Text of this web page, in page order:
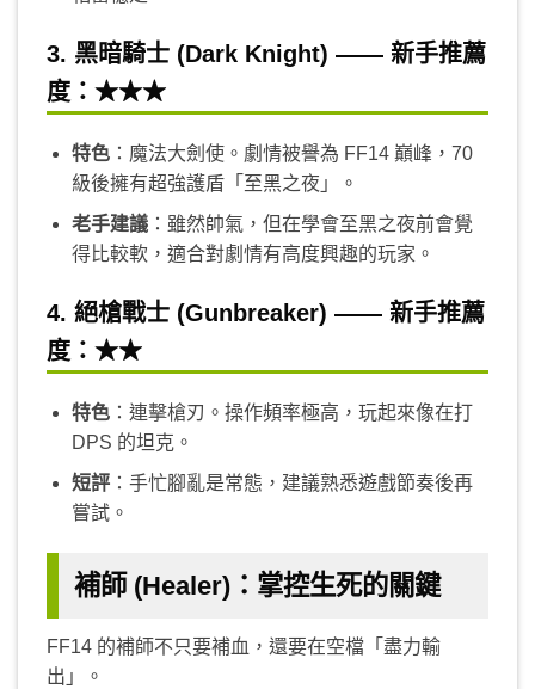
3. 黑暗騎士 (Dark Knight) —— 新手推薦
度：★★★
特色：魔法大劍使。劇情被譽為 FF14 巔峰，70
級後擁有超強護盾「至黑之夜」。
老手建議：雖然帥氣，但在學會至黑之夜前會覺
得比較軟，適合對劇情有高度興趣的玩家。
4. 絕槍戰士 (Gunbreaker) —— 新手推薦
度：★★
特色：連擊槍刃。操作頻率極高，玩起來像在打
DPS 的坦克。
短評：手忙腳亂是常態，建議熟悉遊戲節奏後再
嘗試。
補師 (Healer)：掌控生死的關鍵
FF14 的補師不只要補血，還要在空檔「盡力輸
出」。